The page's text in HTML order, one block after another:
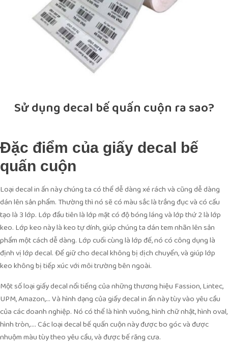
Sử dụng decal bế quấn cuộn ra sao?
Đặc điểm của giấy decal bế
quấn cuộn
Loại decal in ấn này chúng ta có thể dễ dàng xé rách và cũng dễ dàng
dán lên sản phẩm. Thường thì nó sẽ có màu sắc là trắng đục và có cấu
tạo là 3 lớp. Lớp đầu tiên là lớp mặt có độ bóng láng và lớp thứ 2 là lớp
keo. Lớp keo này là keo tự dính, giúp chúng ta dán tem nhãn lên sản
phẩm một cách dễ dàng. Lớp cuối cùng là lớp đế, nó có công dụng là
định vị lớp decal. Để giữ cho decal không bị dịch chuyển, và giúp lớp
keo không bị tiếp xúc với môi trường bên ngoài.
Một số loại giấy decal nổi tiếng của những thương hiệu Fassion, Lintec,
UPM, Amazon,… Và hình dạng của giấy decal in ấn này tùy vào yêu cầu
của các doanh nghiệp. Nó có thể là hình vuông, hình chữ nhật, hình oval,
hình tròn,…. Các loại decal bế quấn cuộn này được bo góc và được
nhuộm màu tùy theo yêu cầu, và được bế răng cưa.